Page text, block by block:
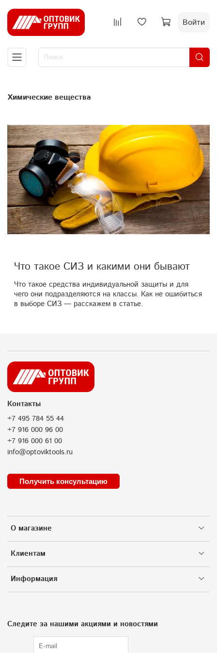
Войти
Химические вещества
Что такое СИЗ и какими они бывают
Что такое средства индивидуальной защиты и для
чего они подразделяются на классы. Как не ошибиться
в выборе СИЗ — расскажем в статье.
О магазине
Клиентам
Информация
Контакты
+7 495 784 55 44
+7 916 000 96 00
+7 916 000 61 00
info@optoviktools.ru
Получить консультацию
Следите за нашими акциями и новостями